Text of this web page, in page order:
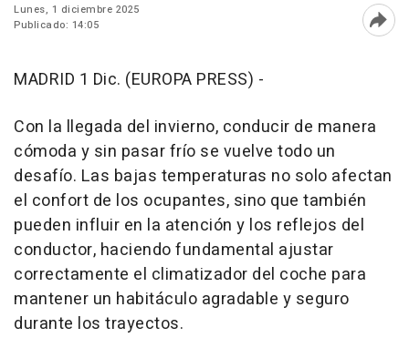
Lunes, 1 diciembre 2025
Publicado: 14:05
MADRID 1 Dic. (EUROPA PRESS) -
Con la llegada del invierno, conducir de manera
cómoda y sin pasar frío se vuelve todo un
desafío. Las bajas temperaturas no solo afectan
el confort de los ocupantes, sino que también
pueden influir en la atención y los reflejos del
conductor, haciendo fundamental ajustar
correctamente el climatizador del coche para
mantener un habitáculo agradable y seguro
durante los trayectos.